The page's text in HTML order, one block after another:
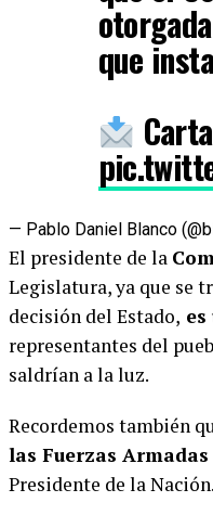
que
— Pablo Daniel Blanco
El presidente de la
Legislatura, ya que se
decisión del Estado,
representantes del
saldrían a la luz.
Recordemos también
las Fuerzas Armadas
Presidente de la Nación.